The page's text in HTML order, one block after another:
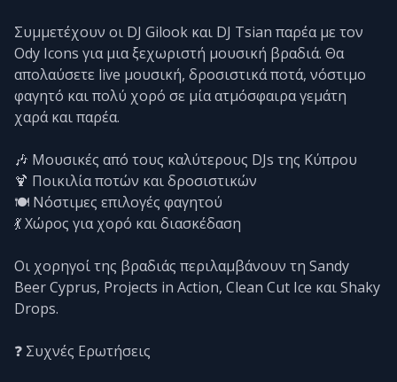
Συμμετέχουν οι DJ Gilook και DJ Tsian παρέα με τον
Ody Icons για μια ξεχωριστή μουσική βραδιά. Θα
απολαύσετε live μουσική, δροσιστικά ποτά, νόστιμο
φαγητό και πολύ χορό σε μία ατμόσφαιρα γεμάτη
χαρά και παρέα.
🎶 Μουσικές από τους καλύτερους DJs της Κύπρου
🍹 Ποικιλία ποτών και δροσιστικών
🍽️ Νόστιμες επιλογές φαγητού
💃 Χώρος για χορό και διασκέδαση
Οι χορηγοί της βραδιάς περιλαμβάνουν τη Sandy
Beer Cyprus, Projects in Action, Clean Cut Ice και Shaky
Drops.
❓ Συχνές Ερωτήσεις